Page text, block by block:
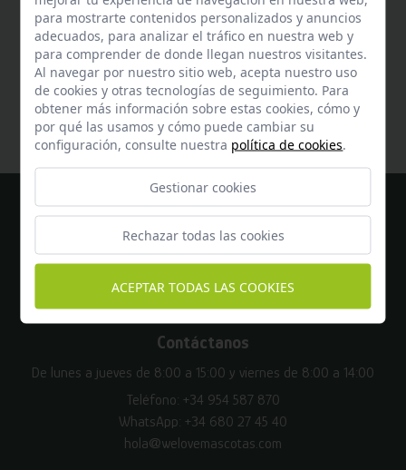
Ayuda
Encuentra respuesta a todas tus dudasaquí
Contáctanos
De lunes a jueves de 8:00 a 15:00 y viernes de 8:00 a 14:00
Teléfono: +34 954 587 870
WhatsApp: +34 680 27 45 40
hola@welovemascotas.com
para mostrarte contenidos personalizados y anuncios
adecuados, para analizar el tráfico en nuestra web y
para comprender de donde llegan nuestros visitantes.
Al navegar por nuestro sitio web, acepta nuestro uso
de cookies y otras tecnologías de seguimiento. Para
obtener más información sobre estas cookies, cómo y
por qué las usamos y cómo puede cambiar su
configuración, consulte nuestra política de cookies.
Gestionar cookies
Rechazar todas las cookies
ACEPTAR TODAS LAS COOKIES